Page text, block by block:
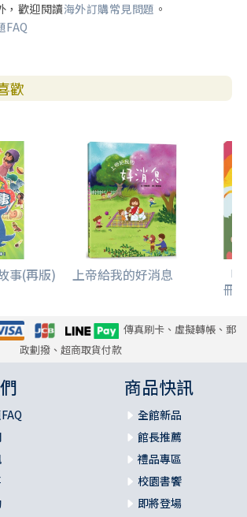
，歡迎閱讀海外訂購常見問題 。
FAQ
歡
事(再版) 上帝給我的好消息 「
冊
傳真刷卡、虛擬轉帳、郵
政劃撥、超商取貨付款
商品快訊
全館新品
館長推薦
禮品專區
校園書饗
即將登場